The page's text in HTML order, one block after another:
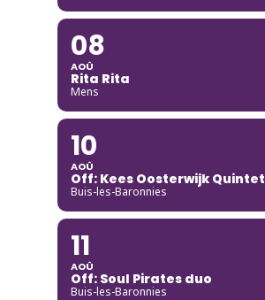
08
AOÛ
Rita Rita
Mens
10
AOÛ
Off: Kees Oosterwijk Quintet
Buis-les-Baronnies
11
AOÛ
Off: Soul Pirates duo
Buis-les-Baronnies